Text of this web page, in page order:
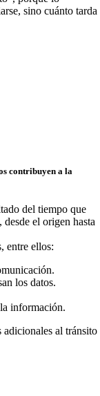
sino cuánto tarda
contribuyen a la
del tiempo que
el origen hasta
entre ellos:
los datos.
información.
adicionales al tránsito